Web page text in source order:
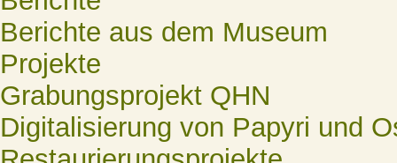
Berichte aus dem Museum
Projekte
Grabungsprojekt QHN
Digitalisierung von Papyri und